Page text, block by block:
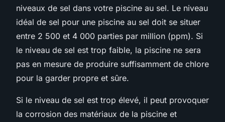
niveaux de sel dans votre piscine au sel. Le niveau
idéal de sel pour une piscine au sel doit se situer
entre 2 500 et 4 000 parties par million (ppm). Si
le niveau de sel est trop faible, la piscine ne sera
pas en mesure de produire suffisamment de chlore
pour la garder propre et sûre.
Si le niveau de sel est trop élevé, il peut provoquer
la corrosion des matériaux de la piscine et